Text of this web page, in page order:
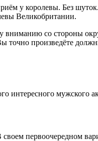
у королевы. Без
Великобритании.
вниманию со стороны
точно произведёте
интересного мужского
первоочередном